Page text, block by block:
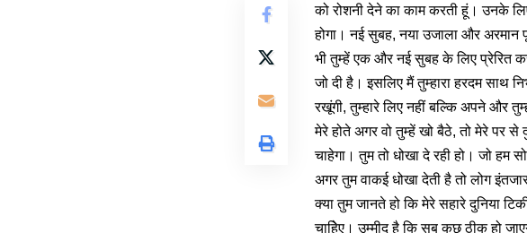
को रोशनी देने का काम करती हूं। उनके
होगा। नई सुबह, नया उजाला और
भी तुम्हें एक और नई सुबह के लिए प्रेरित
जो दी है। इसलिए मैं तुम्हारा हरदम साथ
रखूंगी, तुम्हारे लिए नहीं बल्कि अपने और
मेरे होते अगर वो तुम्हें खो बैठे, तो मेरे पर से
चाहेगा। तुम तो धोखा दे रही हो। जो
अगर तुम वाकई धोखा देती है तो लोग
क्या तुम जानते हो कि मेरे सहारे दुनिया
चाहिेए। उम्मीद है कि सब कुछ ठीक हो